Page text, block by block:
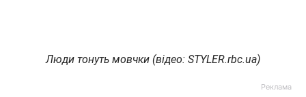
Люди тонуть мовчки (відео: STYLER.rbc.ua)